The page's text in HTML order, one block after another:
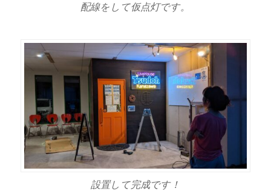
配線をして仮点灯です。
設置して完成です！